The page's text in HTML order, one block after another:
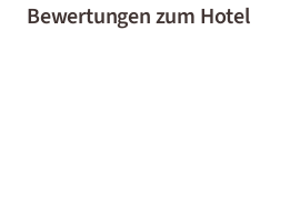
Bewertungen zum Hotel